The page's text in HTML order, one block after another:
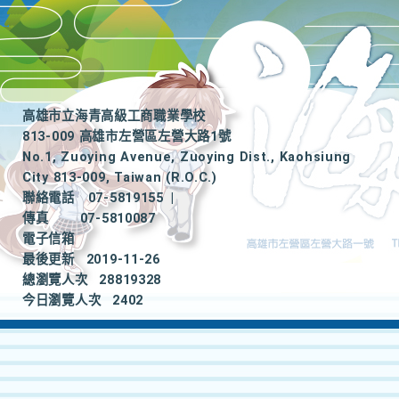
高雄市立海青高級工商職業學校
813-009 高雄市左營區左營大路1號
No.1, Zuoying Avenue, Zuoying Dist., Kaohsiung
City 813-009, Taiwan (R.O.C.)
聯絡電話
07-5819155
|
傳真
07-5810087
電子信箱
最後更新
2019-11-26
總瀏覽人次
28819328
今日瀏覽人次
2402